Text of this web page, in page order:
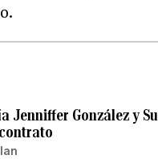
Jenniffer González y